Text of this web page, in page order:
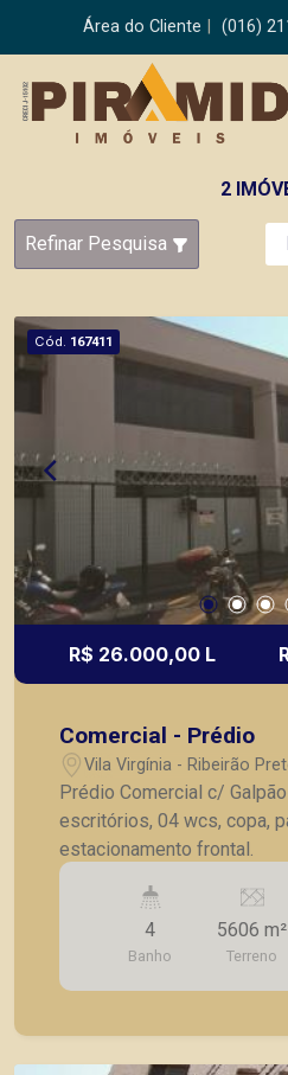
Área do Cliente (016)
2
Refinar Pesquisa
Cód. 167411
R$ 26.000,00 L
Comercial - Prédio
Vila Virgínia - Ribeirão
Prédio Comercial c/
escritórios, 04 wcs, copa,
estacionamento frontal.
4
Banho
5606 m²
Terreno